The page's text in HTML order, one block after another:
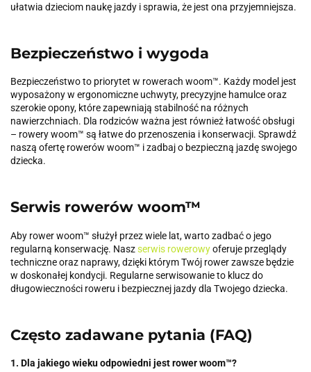
ułatwia dzieciom naukę jazdy i sprawia, że jest ona przyjemniejsza.
Bezpieczeństwo i wygoda
Bezpieczeństwo to priorytet w rowerach woom™. Każdy model jest
wyposażony w ergonomiczne uchwyty, precyzyjne hamulce oraz
szerokie opony, które zapewniają stabilność na różnych
nawierzchniach. Dla rodziców ważna jest również łatwość obsługi
– rowery woom™ są łatwe do przenoszenia i konserwacji. Sprawdź
naszą ofertę rowerów woom™ i zadbaj o bezpieczną jazdę swojego
dziecka.
Serwis rowerów woom™
Aby rower woom™ służył przez wiele lat, warto zadbać o jego
regularną konserwację. Naszserwis rowerowyoferuje przeglądy
techniczne oraz naprawy, dzięki którym Twój rower zawsze będzie
w doskonałej kondycji. Regularne serwisowanie to klucz do
długowieczności roweru i bezpiecznej jazdy dla Twojego dziecka.
Często zadawane pytania (FAQ)
1. Dla jakiego wieku odpowiedni jest rower woom™?